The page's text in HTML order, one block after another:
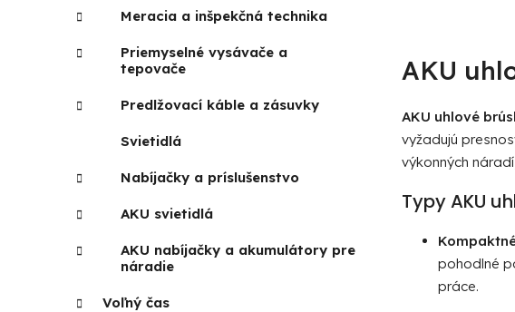
Meracia a inšpekčná technika
Priemyselné vysávače a
tepovače
Predlžovací káble a zásuvky
Svietidlá
Nabíjačky a príslušenstvo
AKU svietidlá
AKU nabíjačky a akumulátory pre
náradie
Voľný čas
AKU
AKU uhlové
vyžadujú
výkonných
Typy AKU
pohodlné
práce.